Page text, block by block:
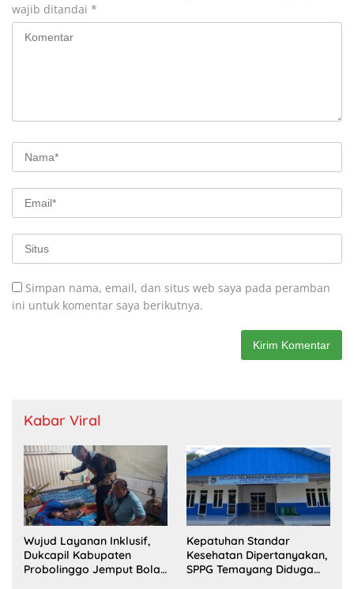
wajib ditandai *
Simpan nama, email, dan situs web saya pada peramban
ini untuk komentar saya berikutnya.
Kabar Viral
Wujud Layanan Inklusif,
Dukcapil Kabupaten
Probolinggo Jemput Bola
Kepatuhan Standar
Kesehatan Dipertanyakan,
SPPG Temayang Diduga